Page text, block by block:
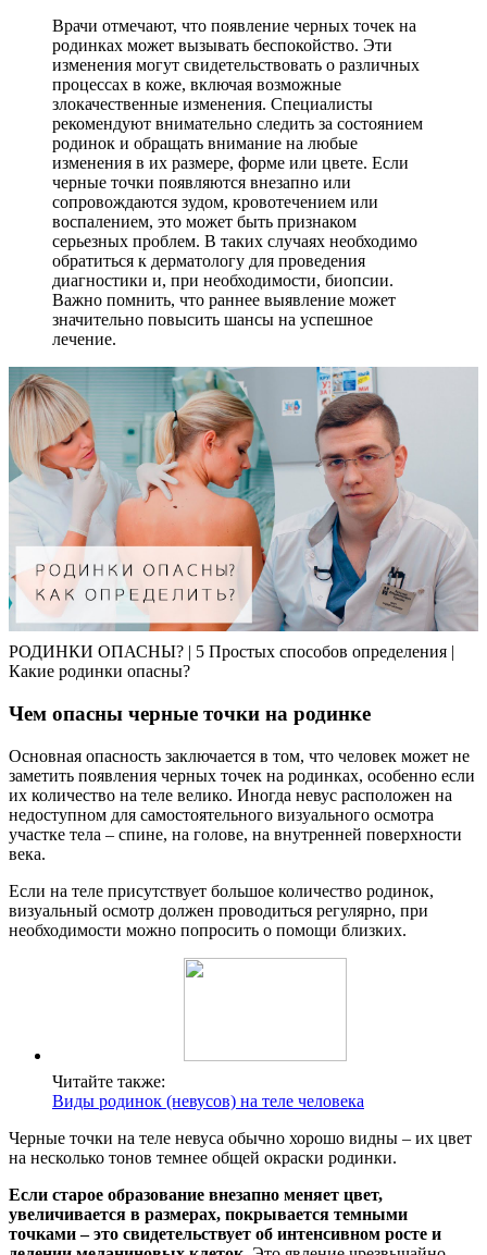
Врачи отмечают, что появление черных точек на
родинках может вызывать беспокойство. Эти
изменения могут свидетельствовать о различных
процессах в коже, включая возможные
злокачественные изменения. Специалисты
рекомендуют внимательно следить за состоянием
родинок и обращать внимание на любые
изменения в их размере, форме или цвете. Если
черные точки появляются внезапно или
сопровождаются зудом, кровотечением или
воспалением, это может быть признаком
серьезных проблем. В таких случаях необходимо
обратиться к дерматологу для проведения
диагностики и, при необходимости, биопсии.
Важно помнить, что раннее выявление может
значительно повысить шансы на успешное
лечение.
РОДИНКИ ОПАСНЫ? | 5 Простых способов определения |
Какие родинки опасны?
Чем опасны черные точки на родинке
Основная опасность заключается в том, что человек может не
заметить появления черных точек на родинках, особенно если
их количество на теле велико. Иногда невус расположен на
недоступном для самостоятельного визуального осмотра
участке тела – спине, на голове, на внутренней поверхности
века.
Если на теле присутствует большое количество родинок,
визуальный осмотр должен проводиться регулярно, при
необходимости можно попросить о помощи близких.
Читайте также:
Виды родинок (невусов) на теле человека
Черные точки на теле невуса обычно хорошо видны – их цвет
на несколько тонов темнее общей окраски родинки.
Если старое образование внезапно меняет цвет,
увеличивается в размерах, покрывается темными
точками – это свидетельствует об интенсивном росте и